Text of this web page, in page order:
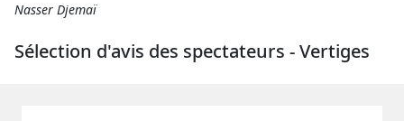
Nasser Djemaï
Sélection d'avis des spectateurs - Vertiges